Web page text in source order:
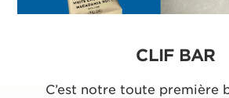
CLIF BAR
C’est notre toute première